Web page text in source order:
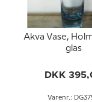
Akva Vase,
glas
DKK
Varenr.: